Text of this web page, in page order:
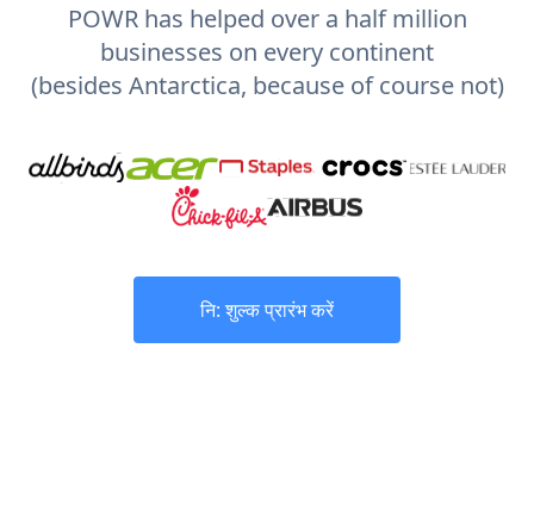
POWR has helped over a half million
businesses on every continent
(besides Antarctica, because of course not)
नि: शुल्क प्रारंभ करें